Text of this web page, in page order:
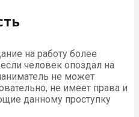
на работу более
человек опоздал на
не может
не имеет права и
данному проступку